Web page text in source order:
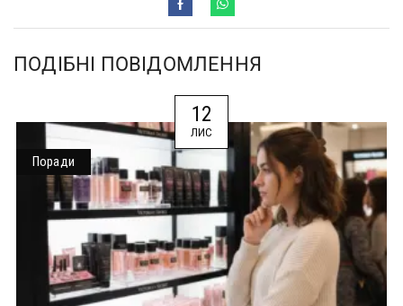
ПОДІБНІ ПОВІДОМЛЕННЯ
12
ЛИС
Поради